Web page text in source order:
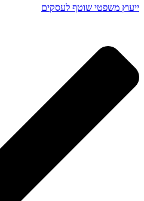
ייעוץ משפטי שוטף לעסקים